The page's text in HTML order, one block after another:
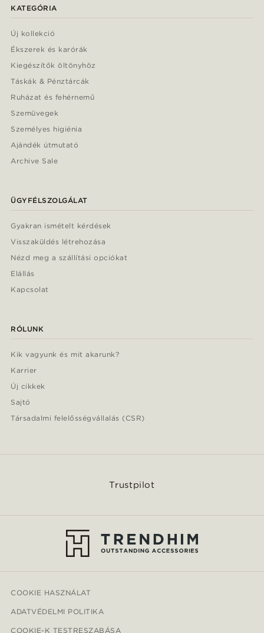
KATEGÓRIA
Új kollekció
Ékszerek és karórák
Kiegészítők öltönyhöz
Táskák & Pénztárcák
Ruházat és fehérnemű
Szemüvegek
Személyes higiénia
Ajándék útmutató
Archive Sale
ÜGYFÉLSZOLGÁLAT
Gyakran ismételt kérdések
Visszaküldés létrehozása
Nézd meg a szállítási opciókat
Elállás
Kapcsolat
RÓLUNK
Kik vagyunk és mit akarunk?
Karrier
Új cikkek
Sajtó
Társadalmi felelősségvállalás (CSR)
Trustpilot
COOKIE HASZNÁLAT
ADATVÉDELMI POLITIKA
COOKIE-K TESTRESZABÁSA